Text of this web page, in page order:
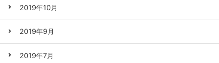
2019年10月
2019年9月
2019年7月